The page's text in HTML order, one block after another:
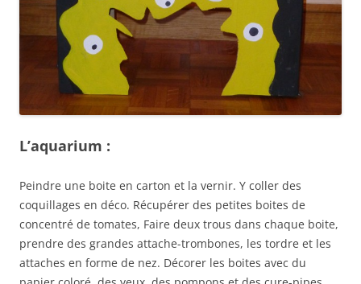
L’aquarium :
Peindre une boite en carton et la vernir. Y coller des
coquillages en déco. Récupérer des petites boites de
concentré de tomates, Faire deux trous dans chaque boite,
prendre des grandes attache-trombones, les tordre et les
attaches en forme de nez. Décorer les boites avec du